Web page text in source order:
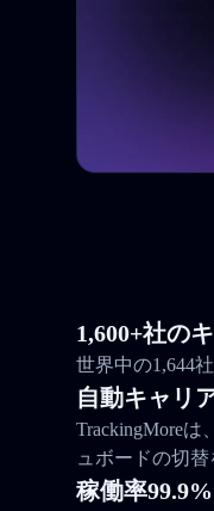
1,600+社の
世界中の1,644
自動キャリ
TrackingMore
ュボードの切
稼働率99.9%